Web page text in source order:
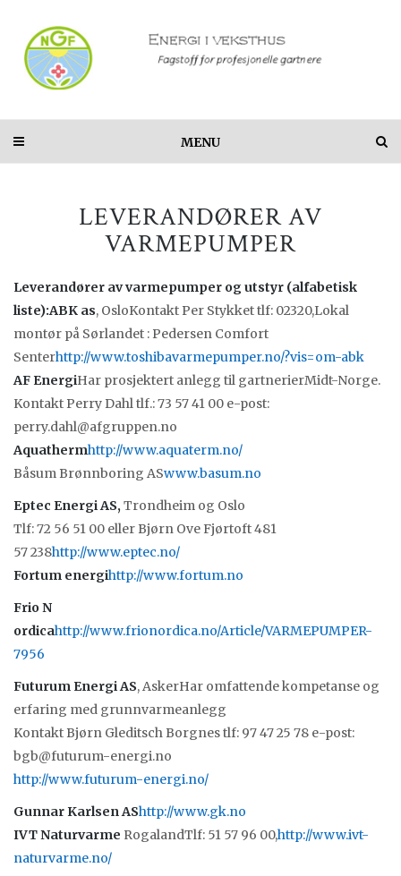
MENU
LEVERANDØRER AV
VARMEPUMPER
Leverandører av varmepumper og utstyr (alfabetisk
liste):ABK as, OsloKontakt Per Stykket tlf: 02320,Lokal
montør på Sørlandet : Pedersen Comfort
Senterhttp://www.toshibavarmepumper.no/?vis=om-abk
AF EnergiHar prosjektert anlegg til gartnerierMidt-Norge.
Kontakt Perry Dahl tlf.: 73 57 41 00 e-post:
perry.dahl@afgruppen.no
Aquathermhttp://www.aquaterm.no/
Båsum Brønnboring ASwww.basum.no
Eptec Energi AS,Trondheim og Oslo
Tlf: 72 56 51 00 eller Bjørn Ove Fjørtoft 481
57 238http://www.eptec.no/
Fortum energihttp://www.fortum.no
Frio N​
ordicahttp://www.frionordica.no/Article/VARMEPUMPER-
7956
Futurum Energi AS, AskerHar omfattende kompetanse og
erfaring med grunnvarmeanlegg
Kontakt Bjørn Gleditsch Borgnes tlf: 97 47 25 78 e-post:
bgb@futurum-energi.no
http://www.futurum-energi.no/
Gunnar Karlsen AShttp://www.gk.no
IVT Naturvarme RogalandTlf: 51 57 96 00,http://www.ivt-
naturvarme.no/